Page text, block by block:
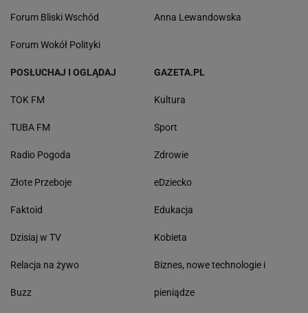
Forum Bliski Wschód
Forum Wokół Polityki
Anna Lewandowska
POSŁUCHAJ I OGLĄDAJ
TOK FM
TUBA FM
Radio Pogoda
Złote Przeboje
Faktoid
Dzisiaj w TV
Relacja na żywo
Buzz
GAZETA.PL
Kultura
Sport
Zdrowie
eDziecko
Edukacja
Kobieta
Biznes, nowe technologie i
pieniądze